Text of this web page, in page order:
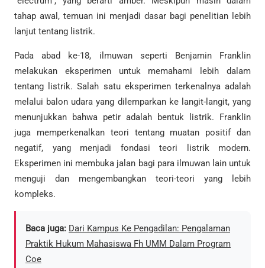
tahap awal, temuan ini menjadi dasar bagi penelitian lebih
lanjut tentang listrik.
Pada abad ke-18, ilmuwan seperti Benjamin Franklin
melakukan eksperimen untuk memahami lebih dalam
tentang listrik. Salah satu eksperimen terkenalnya adalah
melalui balon udara yang dilemparkan ke langit-langit, yang
menunjukkan bahwa petir adalah bentuk listrik. Franklin
juga memperkenalkan teori tentang muatan positif dan
negatif, yang menjadi fondasi teori listrik modern.
Eksperimen ini membuka jalan bagi para ilmuwan lain untuk
menguji dan mengembangkan teori-teori yang lebih
kompleks.
Baca juga: Dari Kampus Ke Pengadilan: Pengalaman
Praktik Hukum Mahasiswa Fh UMM Dalam Program
Coe